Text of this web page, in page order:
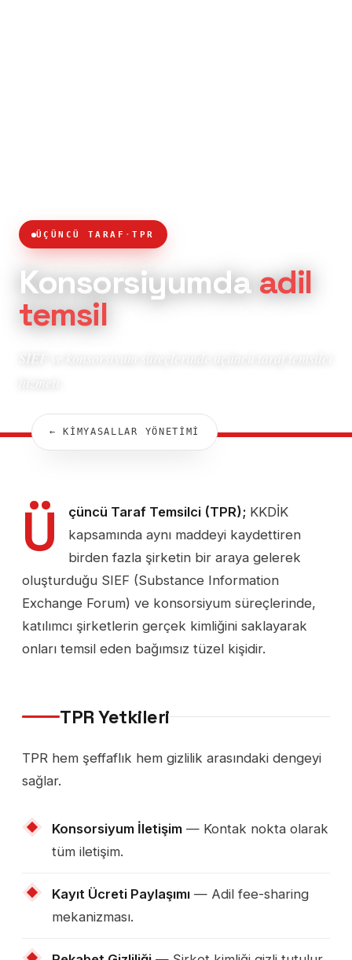
ÜÇÜNCÜ TARAF ·TPR
Konsorsiyumdaadil
temsil
SIEF ve konsorsiyum süreçlerinde üçüncü taraf temsilci
← KİMYASALLAR YÖNETİMİ
Ü çüncü Taraf Temsilci (TPR); KKDİK
kapsamında aynı maddeyi kaydettiren
birden fazla şirketin bir araya gelerek
oluşturduğu SIEF (Substance Information
Exchange Forum) ve konsorsiyum süreçlerinde,
katılımcı şirketlerin gerçek kimliğini saklayarak
onları temsil eden bağımsız tüzel kişidir.
TPR Yetkileri
TPR hem şeffaflık hem gizlilik arasındaki dengeyi
sağlar.
Konsorsiyum İletişim — Kontak nokta olarak
tüm iletişim.
Kayıt Ücreti Paylaşımı — Adil fee-sharing
mekanizması.